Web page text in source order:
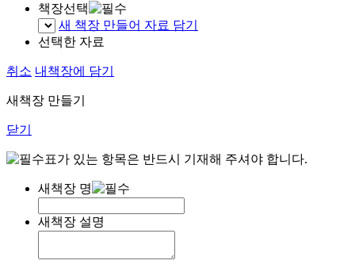
책장선택
새 책장 만들어 자료 담기
선택한 자료
취소 내책장에 담기
새책장 만들기
닫기
표가 있는 항목은 반드시 기재해 주셔야 합니다.
새책장 명
새책장 설명